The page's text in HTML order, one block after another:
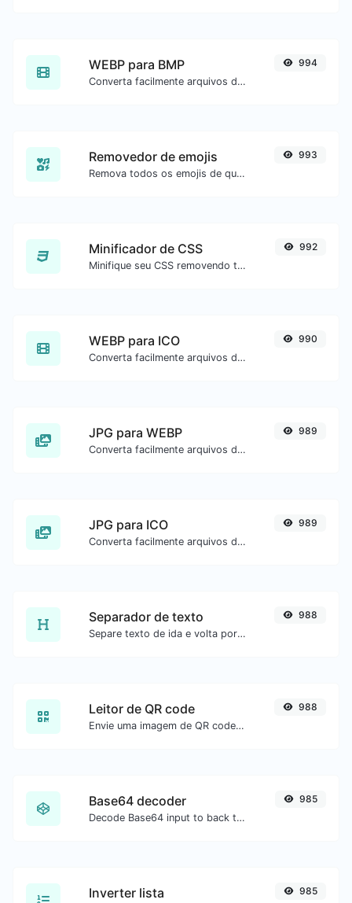
WEBP para BMP
Converta facilmente arquivos de imagem WEBP para BMP.
994
Removedor de emojis
Remova todos os emojis de qualquer texto com facilidade.
993
Minificador de CSS
Minifique seu CSS removendo todos os caracteres desnecessários.
992
WEBP para ICO
Converta facilmente arquivos de imagem WEBP para ICO.
990
JPG para WEBP
Converta facilmente arquivos de imagem JPG para WEBP.
989
JPG para ICO
Converta facilmente arquivos de imagem JPG para ICO.
989
Separador de texto
Separe texto de ida e volta por novas linhas, vírgulas, pontos etc.
988
Leitor de QR code
Envie uma imagem de QR code e extraia os dados.
988
Base64 decoder
Decode Base64 input to back to string.
985
Inverter lista 985